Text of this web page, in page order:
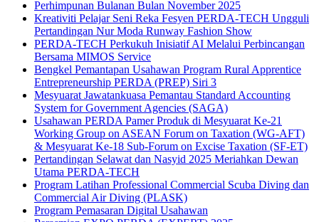
Perhimpunan Bulanan Bulan November 2025
Kreativiti Pelajar Seni Reka Fesyen PERDA-TECH Ungguli
Pertandingan Nur Moda Runway Fashion Show
PERDA-TECH Perkukuh Inisiatif AI Melalui Perbincangan
Bersama MIMOS Service
Bengkel Pemantapan Usahawan Program Rural Apprentice
Entrepreneurship PERDA (PREP) Siri 3
Mesyuarat Jawatankuasa Pemantau Standard Accounting
System for Government Agencies (SAGA)
Usahawan PERDA Pamer Produk di Mesyuarat Ke-21
Working Group on ASEAN Forum on Taxation (WG-AFT)
& Mesyuarat Ke-18 Sub-Forum on Excise Taxation (SF-ET)
Pertandingan Selawat dan Nasyid 2025 Meriahkan Dewan
Utama PERDA-TECH
Program Latihan Professional Commercial Scuba Diving dan
Commercial Air Diving (PLASK)
Program Pemasaran Digital Usahawan